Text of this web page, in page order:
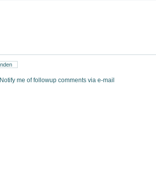
Notify me of followup comments via e-mail